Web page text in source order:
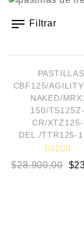
Filtrar
CBF125/
NAKED/
150/
CR/
DEL./TTR125-
V
a
$28.900,00 $